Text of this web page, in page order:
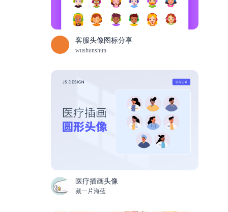
客服头像图标分享
wushunshun
医疗插画头像
藏一片海蓝